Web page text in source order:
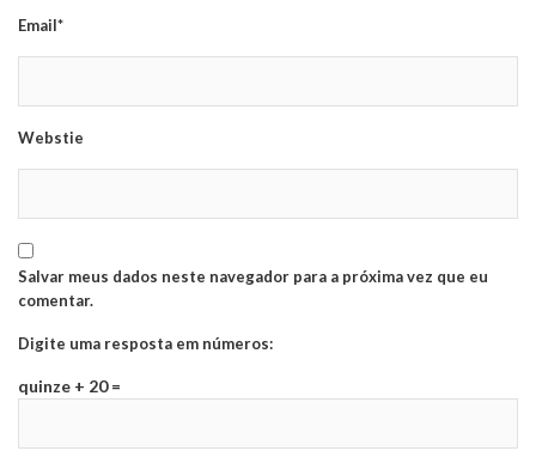
Email*
Webstie
Salvar meus dados neste navegador para a próxima vez que eu
comentar.
Digite uma resposta em números:
quinze + 20 =